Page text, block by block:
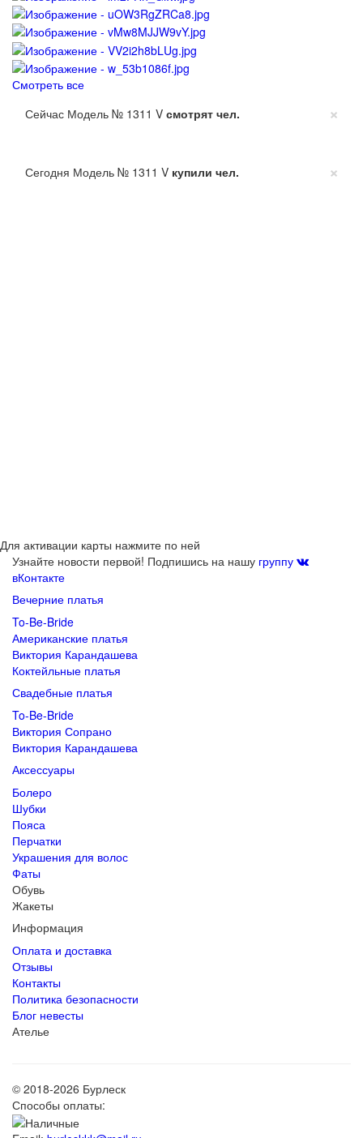
Смотреть все
×
Сейчас Модель № 1311 V смотрят чел.
×
Сегодня Модель № 1311 V купили чел.
Для активации карты нажмите по ней
Узнайте новости первой! Подпишись на нашу группу
вКонтакте
Вечерние платья
To-Be-Bride
Американские платья
Виктория Карандашева
Коктейльные платья
Свадебные платья
To-Be-Bride
Виктория Сопрано
Виктория Карандашева
Аксессуары
Болеро
Шубки
Пояса
Перчатки
Украшения для волос
Фаты
Обувь
Жакеты
Информация
Оплата и доставка
Отзывы
Контакты
Политика безопасности
Блог невесты
Ателье
© 2018-2026 Бурлеск
Способы оплаты: